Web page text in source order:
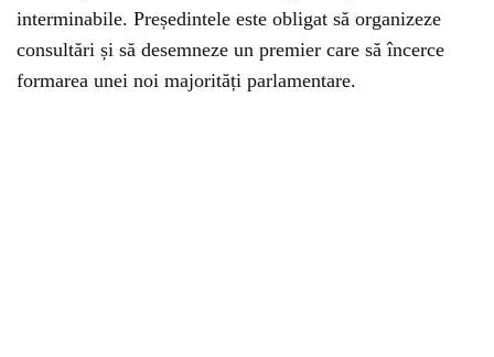
interminabile. Președintele este obligat să organizeze
consultări și să desemneze un premier care să încerce
formarea unei noi majorități parlamentare.